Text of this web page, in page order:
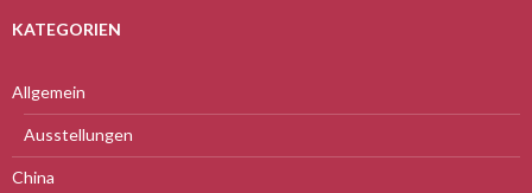
KATEGORIEN
Allgemein
Ausstellungen
China